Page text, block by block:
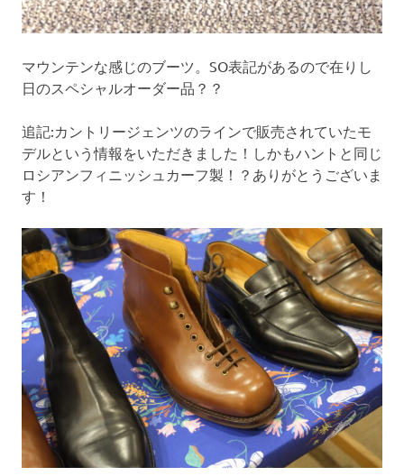
マウンテンな感じのブーツ。SO表記があるので在りし
日のスペシャルオーダー品？？
追記:カントリージェンツのラインで販売されていたモ
デルという情報をいただきました！しかもハントと同じ
ロシアンフィニッシュカーフ製！？ありがとうございま
す！